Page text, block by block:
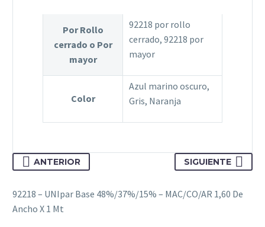
Por Rollo
cerrado o Por
mayor
92218 por rollo
cerrado, 92218 por
mayor
Color
Azul marino oscuro,
Gris, Naranja
ANTERIOR SIGUIENTE
92218 – UNIpar Base 48%/37%/15% – MAC/CO/AR 1,60 De
Ancho X 1 Mt